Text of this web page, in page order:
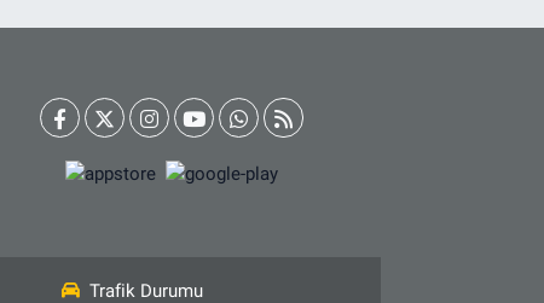
Trafik Durumu